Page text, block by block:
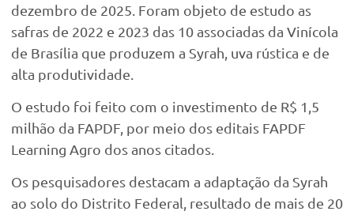
dezembro de 2025. Foram objeto de estudo as
safras de 2022 e 2023 das 10 associadas da Vinícola
de Brasília que produzem a Syrah, uva rústica e de
alta produtividade.
O estudo foi feito com o investimento de R$ 1,5
milhão da FAPDF, por meio dos editais FAPDF
Learning Agro dos anos citados.
Os pesquisadores destacam a adaptação da Syrah
ao solo do Distrito Federal, resultado de mais de 20